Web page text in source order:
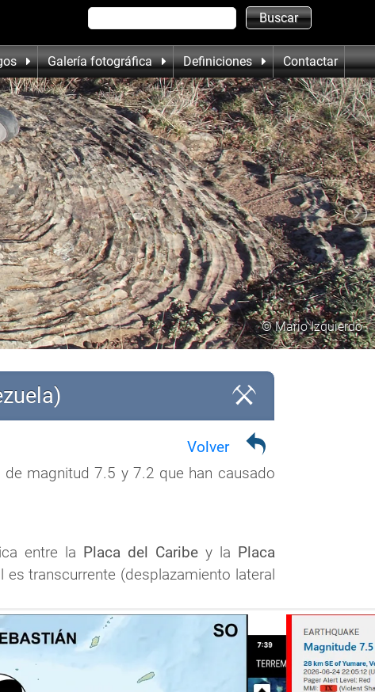
Galería fotográfica Definiciones Contactar
© Mario Izquierdo
Volver
magnitud 7.5 y 7.2 que han causado
entre la Placa del Caribe y la Placa
transcurrente (desplazamiento lateral